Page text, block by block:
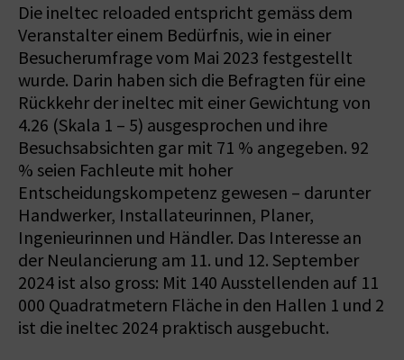
Die ineltec reloaded entspricht gemäss dem
Veranstalter einem Bedürfnis, wie in einer
Besucherumfrage vom Mai 2023 festgestellt
wurde. Darin haben sich die Befragten für eine
Rückkehr der ineltec mit einer Gewichtung von
4.26 (Skala 1 – 5) ausgesprochen und ihre
Besuchsabsichten gar mit 71 % angegeben. 92
% seien Fachleute mit hoher
Entscheidungskompetenz gewesen – darunter
Handwerker, Installateurinnen, Planer,
Ingenieurinnen und Händler. Das Interesse an
der Neulancierung am 11. und 12. September
2024 ist also gross: Mit 140 Ausstellenden auf 11
000 Quadratmetern Fläche in den Hallen 1 und 2
ist die ineltec 2024 praktisch ausgebucht.